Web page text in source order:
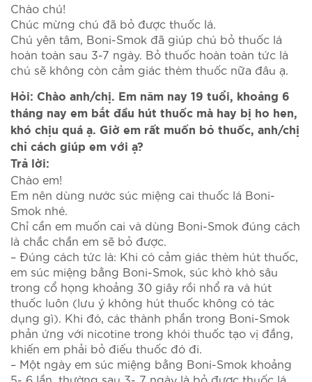
Chào chú!
Chúc mừng chú đã bỏ được thuốc lá.
Chú yên tâm, Boni-Smok đã giúp chú bỏ thuốc lá
hoàn toàn sau 3-7 ngày. Bỏ thuốc hoàn toàn tức là
chú sẽ không còn cảm giác thèm thuốc nữa đâu ạ.
Hỏi: Chào anh/chị. Em năm nay 19 tuổi, khoảng 6
tháng nay em bắt đầu hút thuốc mà hay bị ho hen,
khó chịu quá ạ. Giờ em rất muốn bỏ thuốc, anh/chị
chỉ cách giúp em với ạ?
Trả lời:
Chào em!
Em nên dùng nước súc miệng cai thuốc lá Boni-
Smok nhé.
Chỉ cần em muốn cai và dùng Boni-Smok đúng cách
là chắc chắn em sẽ bỏ được.
– Đúng cách tức là: Khi có cảm giác thèm hút thuốc,
em súc miệng bằng Boni-Smok, súc khò khò sâu
trong cổ họng khoảng 30 giây rồi nhổ ra và hút
thuốc luôn (lưu ý không hút thuốc không có tác
dụng gì). Khi đó, các thành phần trong Boni-Smok
phản ứng với nicotine trong khói thuốc tạo vị đắng,
khiến em phải bỏ điếu thuốc đó đi.
– Một ngày em súc miệng bằng Boni-Smok khoảng
5- 6 lần, thường sau 3- 7 ngày là bỏ được thuốc lá